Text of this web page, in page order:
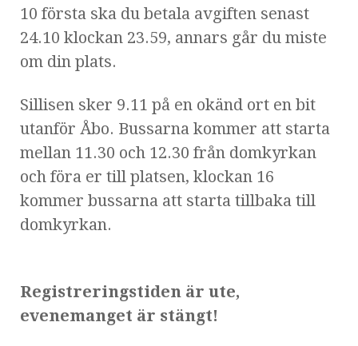
10 första ska du betala avgiften senast
24.10 klockan 23.59, annars går du miste
om din plats.
Sillisen sker 9.11 på en okänd ort en bit
utanför Åbo. Bussarna kommer att starta
mellan 11.30 och 12.30 från domkyrkan
och föra er till platsen, klockan 16
kommer bussarna att starta tillbaka till
domkyrkan.
Registreringstiden är ute,
evenemanget är stängt!